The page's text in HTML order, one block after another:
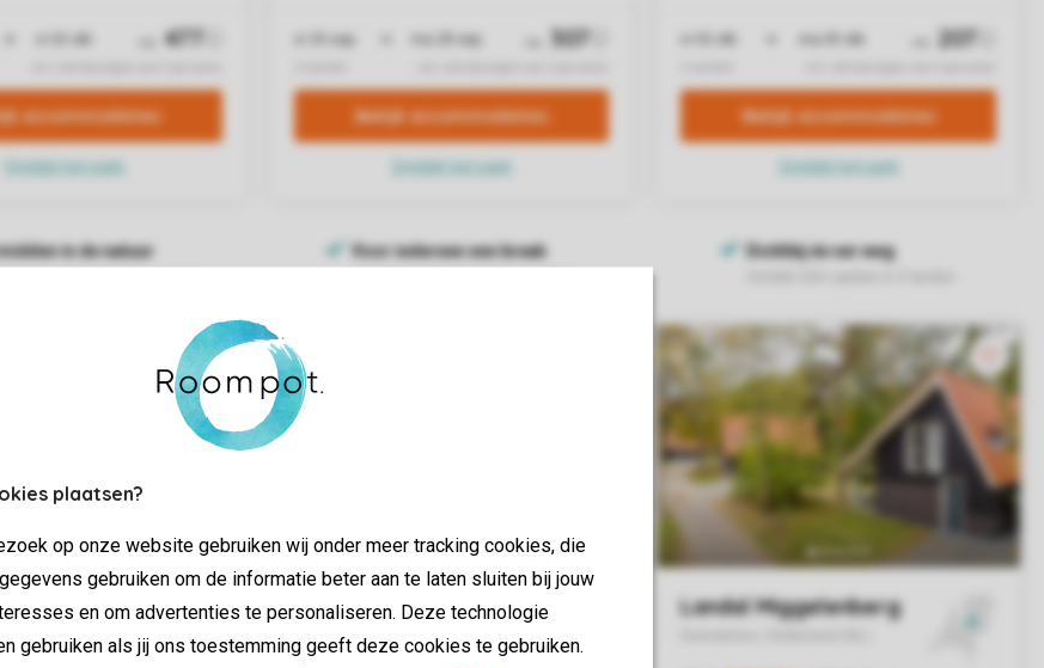
plaatsen?
op onze website gebruiken wij onder meer tracking cookies, die
gebruiken om de informatie beter aan te laten sluiten bij jouw
en om advertenties te personaliseren. Deze technologie
gebruiken als jij ons toestemming geeft deze cookies te gebruiken.